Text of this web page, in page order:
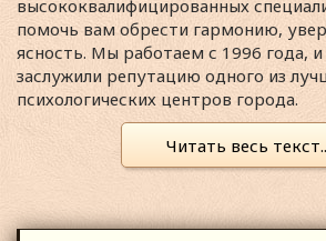
высококвалифицированных
помочь вам обрести гармонию,
ясность. Мы работаем с 1996 года,
заслужили репутацию одного из
психологических центров города.
Читать весь